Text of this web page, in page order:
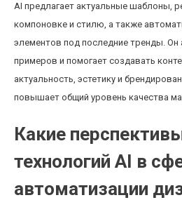
AI предлагает актуальные шаблоны,
компоновке и стилю, а также
элементов под последние тренды. Он
примеров и помогает создавать
актуальность, эстетику и
повышает общий уровень качества
Какие
технологий AI в
автоматизации